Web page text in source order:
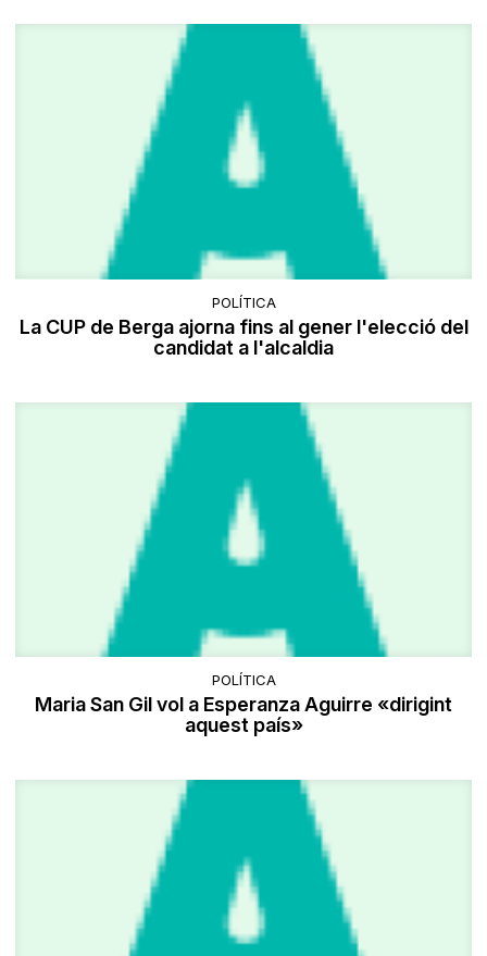
POLÍTICA
La CUP de Berga ajorna fins al gener l'elecció del
candidat a l'alcaldia
POLÍTICA
Maria San Gil vol a Esperanza Aguirre «dirigint
aquest país»